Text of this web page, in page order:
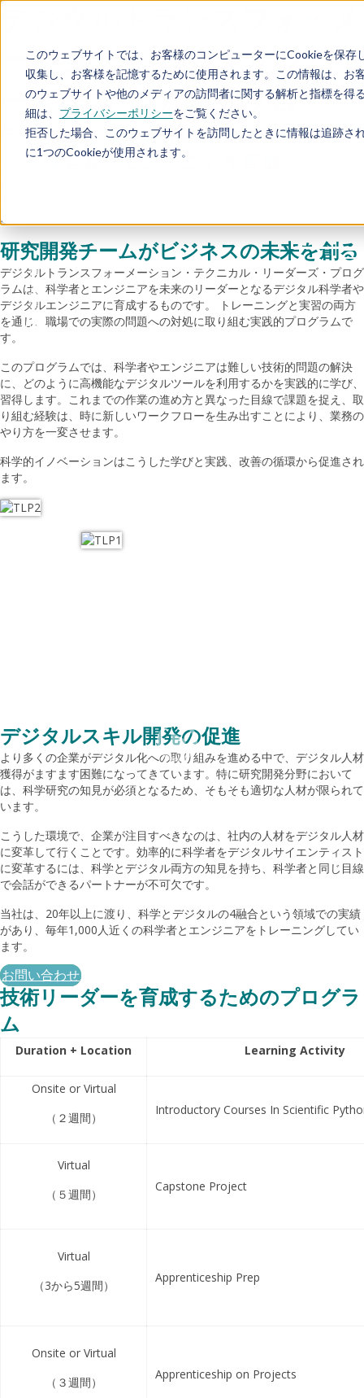
このウェブサイトでは、お客様のコンピューターにCookieを保
収集し、お客様を記憶するために使用されます。この情報は、
のウェブサイトや他のメディアの訪問者に関する解析と指標を
細は、 プライバシーポリシーをご覧ください。
拒否した場合、このウェブサイトを訪問したときに情報は追跡
に1つのCookieが使用されます。
ソリュ
ーショ
ン
報
合わせ
日
本
語
(Ja)
ーション・テクニカル・リ
ーダーズ・プログラム
デジタルと科学研究開発で事業をリード
する科学者とエンジニアを育成
獲得
研究開発チームがビジネスの未来を創る
デジタルトランスフォーメーション・テクニカル・リーダーズ・プログ
ラムは、科学者とエンジニアを未来のリーダーとなるデジタル科学者や
デジタルエンジニアに育成するものです。 トレーニングと実習の両方
を通じ、職場での実際の問題への対処に取り組む実践的プログラムで
す。
このプログラムでは、科学者やエンジニアは難しい技術的問題の解決
に、どのように高機能なデジタルツールを利用するかを実践的に学び、
習得します。これまでの作業の進め方と異なった目線で課題を捉え、取
り組む経験は、時に新しいワークフローを生み出すことにより、業務の
やり方を一変させます。
科学的イノベーションはこうした学びと実践、改善の循環から促進され
ます。
デジタルスキル開発の促進
より多くの企業がデジタル化への取り組みを進める中で、デジタル人材
獲得がますます困難になってきています。特に研究開発分野において
は、科学研究の知見が必須となるため、そもそも適切な人材が限られて
います。
こうした環境で、企業が注目すべきなのは、社内の人材をデジタル人材
に変革して行くことです。効率的に科学者をデジタルサイエンティスト
に変革するには、科学とデジタル両方の知見を持ち、科学者と同じ目線
で会話ができるパートナーが不可欠です。
当社は、20年以上に渡り、科学とデジタルの4融合という領域での実績
があり、毎年1,000人近くの科学者とエンジニアをトレーニングしてい
ます。
お問い合わせ
技術リーダーを育成するためのプログラ
ム
Duration + Location Learning Activity
Onsite or Virtual
（２週間）
Introductory Courses In Scientific
Virtual
（５週間）
Capstone Project
Virtual
（3から5週間）
Apprenticeship Prep
Onsite or Virtual
（３週間）
Apprenticeship on Projects